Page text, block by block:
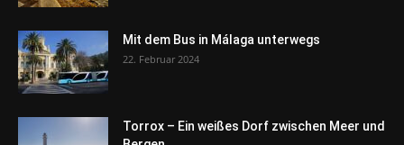
Mit dem Bus in Málaga unterwegs
22. Februar 2024
Torrox – Ein weißes Dorf zwischen Meer und